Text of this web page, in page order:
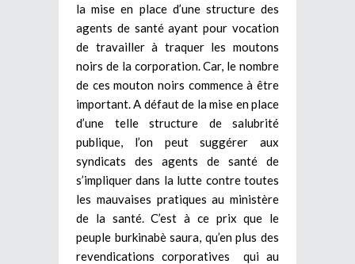
la mise en place d’une structure des
agents de santé ayant pour vocation
de travailler à traquer les moutons
noirs de la corporation. Car, le nombre
de ces mouton noirs commence à être
important. A défaut de la mise en place
d’une telle structure de salubrité
publique, l’on peut suggérer aux
syndicats des agents de santé de
s’impliquer dans la lutte contre toutes
les mauvaises pratiques au ministère
de la santé. C’est à ce prix que le
peuple burkinabè saura, qu’en plus des
revendications corporatives qui au